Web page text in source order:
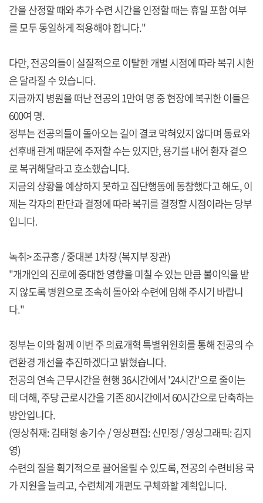
간을 산정할 때와 추가 수련 시간을 인정할 때는 휴일 포함 여부
를 모두 동일하게 적용해야 합니다."
다만, 전공의들이 실질적으로 이탈한 개별 시점에 따라 복귀 시한
은 달라질 수 있습니다.
지금까지 병원을 떠난 전공의 1만여 명 중 현장에 복귀한 이들은
600여 명.
정부는 전공의들이 돌아오는 길이 결코 막혀있지 않다며 동료와
선후배 관계 때문에 주저할 수는 있지만, 용기를 내어 환자 곁으
로 복귀해달라고 호소했습니다.
지금의 상황을 예상하지 못하고 집단행동에 동참했다고 해도, 이
제는 각자의 판단과 결정에 따라 복귀를 결정할 시점이라는 당부
입니다.
녹취> 조규홍 / 중대본 1차장 (복지부 장관)
"개개인의 진로에 중대한 영향을 미칠 수 있는 만큼 불이익을 받
지 않도록 병원으로 조속히 돌아와 수련에 임해 주시기 바랍니
다."
정부는 이와 함께 이번 주 의료개혁 특별위원회를 통해 전공의 수
련환경 개선을 추진하겠다고 밝혔습니다.
전공의 연속 근무시간을 현행 36시간에서 '24시간'으로 줄이는
데 더해, 주당 근로시간을 기존 80시간에서 60시간으로 단축하는
방안입니다.
(영상취재: 김태형 송기수 / 영상편집: 신민정 / 영상그래픽: 김지
영)
수련의 질을 획기적으로 끌어올릴 수 있도록, 전공의 수련비용 국
가 지원을 늘리고, 수련체계 개편도 구체화할 계획입니다.